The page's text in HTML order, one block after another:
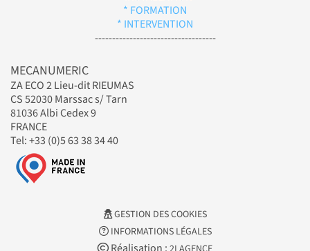
* FORMATION
* INTERVENTION
-----------------------------------
MECANUMERIC
ZA ECO 2 Lieu-dit RIEUMAS
CS 52030 Marssac s/ Tarn
81036 Albi Cedex 9
FRANCE
Tel: +33 (0)5 63 38 34 40
GESTION DES COOKIES
INFORMATIONS LÉGALES